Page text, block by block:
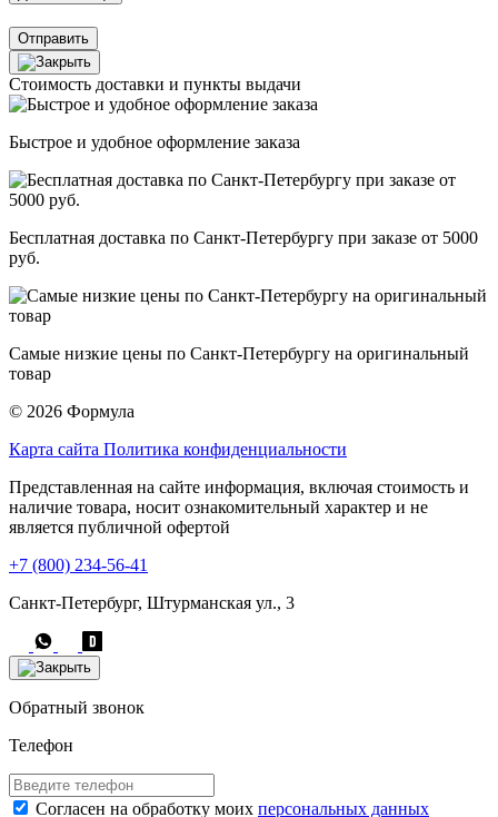
Отправить
Стоимость доставки и пункты выдачи
Быстрое и удобное оформление заказа
Бесплатная доставка по Санкт-Петербургу при заказе от 5000
руб.
Самые низкие цены по Санкт-Петербургу на оригинальный
товар
© 2026 Формула
Карта сайта Политика конфиденциальности
Представленная на сайте информация, включая стоимость и
наличие товара, носит ознакомительный характер и не
является публичной офертой
+7 (800) 234-56-41
Санкт-Петербург, Штурманская ул., 3
Обратный звонок
Телефон
Согласен на обработку моих персональных данных